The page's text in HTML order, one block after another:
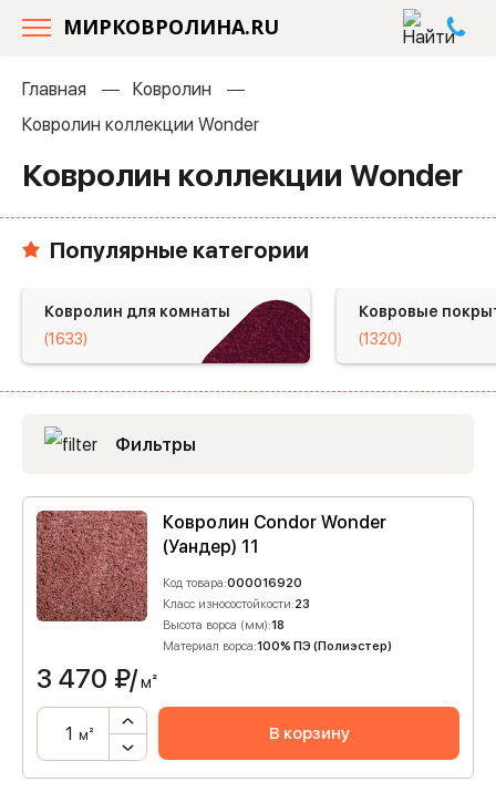
МИРКОВРОЛИНА.RU
Главная
Ковролин
Ковролин коллекции Wonder
Ковролин коллекции Wonder
Популярные категории
Ковролин для комнаты
(1633)
Ковровые
(1320)
Фильтры
Ковролин Condor Wonder
(Уандер) 11
Код товара:000016920
Класс износостойкости:23
Высота ворса (мм):18
Материал ворса:100% ПЭ (Полиэстер)
3 470 ₽/м²
м² В корзину